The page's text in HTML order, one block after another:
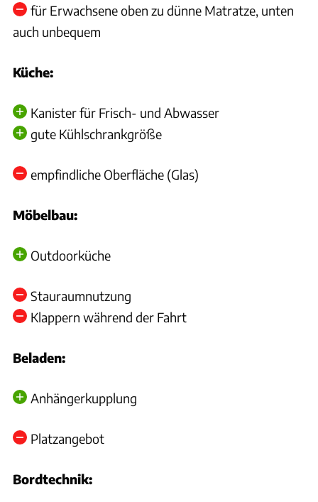
für Erwachsene oben zu dünne Matratze, unten
auch unbequem
Küche:
Kanister für Frisch- und Abwasser
gute Kühlschrankgröße
empfindliche Oberfläche (Glas)
Möbelbau:
Outdoorküche
Stauraumnutzung
Klappern während der Fahrt
Beladen:
Anhängerkupplung
Platzangebot
Bordtechnik: